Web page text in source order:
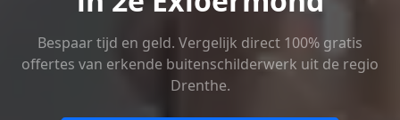
Bespaar tijd en geld. Vergelijk direct 100% gratis
offertes van erkende buitenschilderwerk uit de regio
Drenthe.